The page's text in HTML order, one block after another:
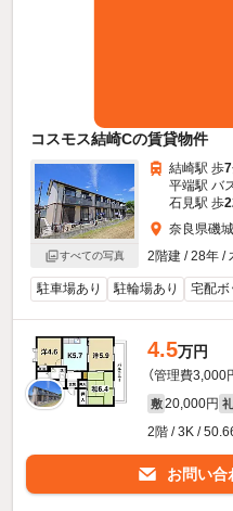
コスモス結崎Cの賃貸物件
すべての写真
結崎駅 歩7
平端駅 バ
石見駅 歩
奈良県磯
2階建 / 28年 /
駐車場あり 駐輪場あり 宅配ボ
4.5万円
（管理費3,000
敷 20,000円
2階 / 3K /
お問い合